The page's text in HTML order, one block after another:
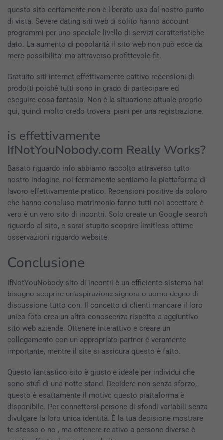
questo sito certamente non è liberato usa dal nostro punto
di vista. Severe dating siti web di solito hanno account
programmi per uno speciale livello di servizi caratteristiche
dato. La aumento di popolarità il sito web non può esce da
mere possibilita’ ma attraverso profittevole fit.
Gratuito siti internet effettivamente cattivo recensioni di
prodotti poiché tutti sono in grado di partecipare ed
eseguire cosa fantasia. Non è la situazione attuale proprio
qui, quindi molto credo troverai piani per una registrazione.
is effettivamente
IfNotYouNobody.com Really Works?
Basato riguardo info abbiamo raccolto attraverso tutto
nostro indagine, noi fermamente sentiamo la piattaforma di
lavoro effettivamente pratico. Recensioni positive da coloro
che hanno concluso matrimonio fanno tutti noi accettare è
vero è un vero sito di incontri. Solo create un Google search
riguardo al sito, e sarai stupito scoprire limitless ottime
osservazioni riguardo website.
Conclusione
IfNotYouNobody sito di incontri è un efficiente sistema hai
bisogno scoprire un’aspirazione signora o uomo degno di
discussione tutto con. Il concetto di clienti mancare il loro
unico foto crea un altro conoscenza rispetto a aggiuntivo
sito web aziende. Ottenere interattivo e creare un
collegamento con un appropriato partner è veramente
importante, mentre il site si assicura questo è fatto.
Questo fantastico sito è giusto e ideale per individui che
sono stufi di una notte stand. Decidere non senza sforzo,
questo è esattamente il motivo questo piattaforma è
disponibile. Per connettersi persone di sfondi variabili senza
divulgare la loro unica identità. È la tua decisione mostrare
te stesso o no , ma ottenere relativo a persone diverse è